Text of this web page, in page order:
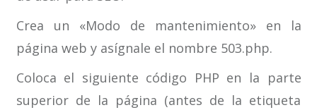
Crea un «Modo de mantenimiento» en la
página web y asígnale el nombre 503.php.
Coloca el siguiente código PHP en la parte
superior de la página (antes de la etiqueta